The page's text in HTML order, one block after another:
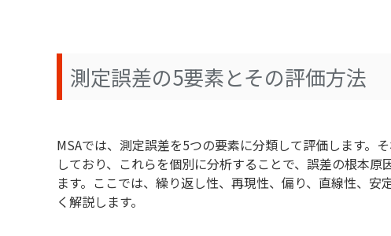
測定誤差の5要素とその評価方法
MSAでは、測定誤差を5つの要素に分類して評価します。
しており、これらを個別に分析することで、誤差の根本
ます。ここでは、繰り返し性、再現性、偏り、直線性、
く解説します。